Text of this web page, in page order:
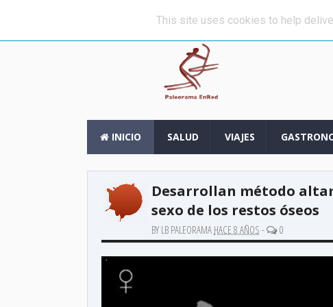
INICIO SALUD VIAJES
Desarrollan método
sexo de los restos óseos
BY LB PALEORAMA HACE 8 AÑOS - 0
This site uses cookies to help